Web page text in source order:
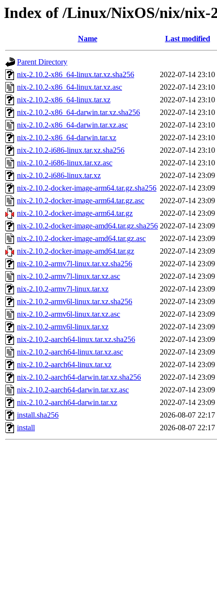
Index of /Linux/NixOS/nix/nix-
Name Last modified
Parent Directory
nix-2.10.2-x86_64-linux.tar.xz.sha256
2022-07-14 23:10
nix-2.10.2-x86_64-linux.tar.xz.asc
2022-07-14 23:10
nix-2.10.2-x86_64-linux.tar.xz
2022-07-14 23:10
nix-2.10.2-x86_64-darwin.tar.xz.sha256
2022-07-14 23:10
nix-2.10.2-x86_64-darwin.tar.xz.asc
2022-07-14 23:10
nix-2.10.2-x86_64-darwin.tar.xz
2022-07-14 23:10
nix-2.10.2-i686-linux.tar.xz.sha256
2022-07-14 23:10
nix-2.10.2-i686-linux.tar.xz.asc
2022-07-14 23:10
nix-2.10.2-i686-linux.tar.xz
2022-07-14 23:09
nix-2.10.2-docker-image-arm64.tar.gz.sha256 2022-07-14 23:09
nix-2.10.2-docker-image-arm64.tar.gz.asc
2022-07-14 23:09
nix-2.10.2-docker-image-arm64.tar.gz
2022-07-14 23:09
nix-2.10.2-docker-image-amd64.tar.gz.sha256 2022-07-14 23:09
nix-2.10.2-docker-image-amd64.tar.gz.asc
2022-07-14 23:09
nix-2.10.2-docker-image-amd64.tar.gz
2022-07-14 23:09
nix-2.10.2-armv7l-linux.tar.xz.sha256
2022-07-14 23:09
nix-2.10.2-armv7l-linux.tar.xz.asc
2022-07-14 23:09
nix-2.10.2-armv7l-linux.tar.xz
2022-07-14 23:09
nix-2.10.2-armv6l-linux.tar.xz.sha256
2022-07-14 23:09
nix-2.10.2-armv6l-linux.tar.xz.asc
2022-07-14 23:09
nix-2.10.2-armv6l-linux.tar.xz
2022-07-14 23:09
nix-2.10.2-aarch64-linux.tar.xz.sha256
2022-07-14 23:09
nix-2.10.2-aarch64-linux.tar.xz.asc
2022-07-14 23:09
nix-2.10.2-aarch64-linux.tar.xz
2022-07-14 23:09
nix-2.10.2-aarch64-darwin.tar.xz.sha256
2022-07-14 23:09
nix-2.10.2-aarch64-darwin.tar.xz.asc
2022-07-14 23:09
nix-2.10.2-aarch64-darwin.tar.xz
2022-07-14 23:09
install.sha256
2026-08-07 22:17
install
2026-08-07 22:17